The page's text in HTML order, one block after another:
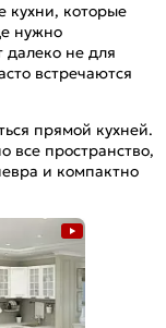
кухни, которые
нужно
далеко не для
встречаются
прямой кухней.
все пространство,
и компактно